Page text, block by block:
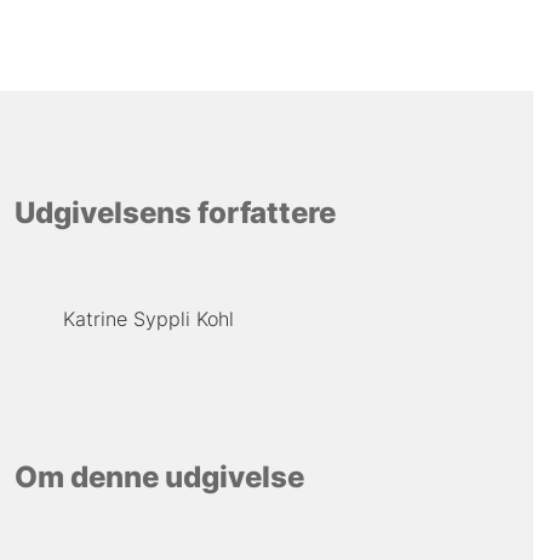
Udgivelsens forfattere
Katrine Syppli Kohl
Om denne udgivelse